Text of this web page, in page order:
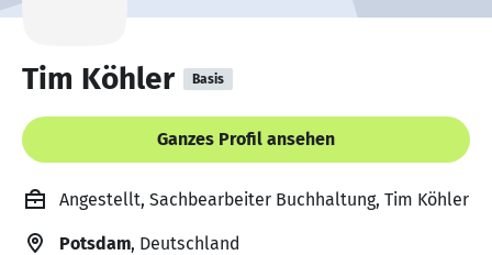
Tim Köhler Basis
Ganzes Profil ansehen
Angestellt, Sachbearbeiter Buchhaltung, Tim Köhler
Potsdam, Deutschland